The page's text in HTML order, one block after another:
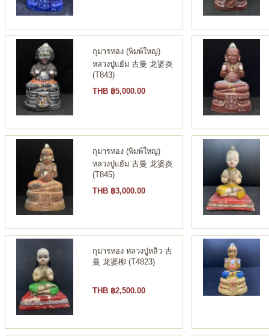
กุมารทอง (พิมพ์ใหญ่)
หลวงปู่แย้ม 古曼 龙婆炎
(T843)
THB ฿5,000.00
กุมารทอง (พิมพ์ใหญ่)
หลวงปู่แย้ม 古曼 龙婆炎
(T845)
THB ฿3,000.00
กุมารทอง หลวงปู่หลิว 古
曼 龙婆柳 (T4823)
THB ฿2,500.00